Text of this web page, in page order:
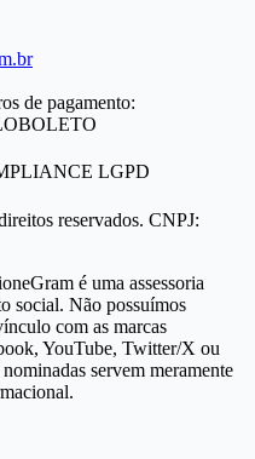
de pagamento:
BOLETO
LGPD
reservados. CNPJ:
é uma assessoria
social. Não possuímos
com as marcas
YouTube, Twitter/X ou
servem meramente